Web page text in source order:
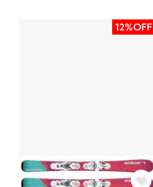
12%OFF